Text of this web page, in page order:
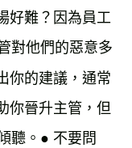
好難？因為員工
對他們的惡意多
你的建議，通常
你晉升主管，但
聽。 ● 不要問